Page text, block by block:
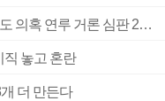
■ 축구협회 ‘성 접대’ 의혹 일파만파…日도 의혹 연루 거론 심판 2명 조사
놓고 혼란
더 만든다